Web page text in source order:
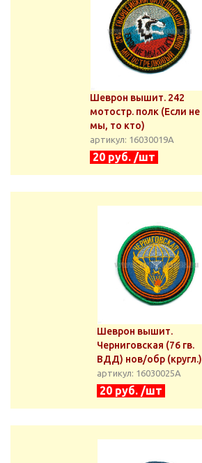
Шеврон вышит. 242
мотостр. полк (Если не
мы, то кто)
артикул: 16030019А
20 руб. /шт
Шеврон вышит.
Черниговская (76 гв.
ВДД) нов/обр (кругл.)
артикул: 16030025А
20 руб. /шт